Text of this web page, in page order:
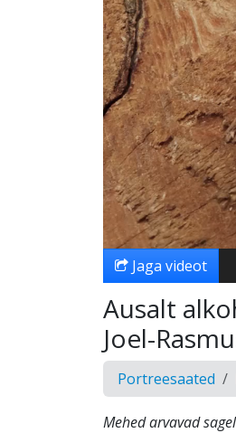
Jaga videot
Ausalt
Joel-
Portreesaated
Mehed arvavad